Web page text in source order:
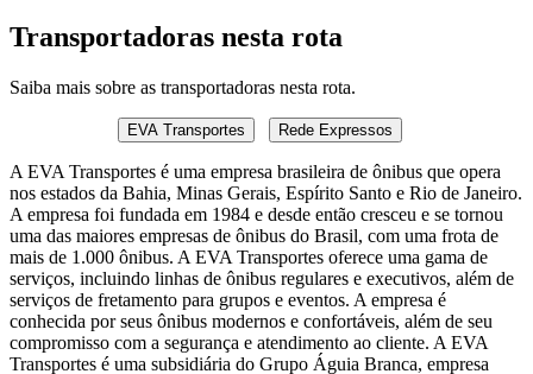
Transportadoras nesta rota
Saiba mais sobre as transportadoras nesta rota.
EVA Transportes Rede Expressos
A EVA Transportes é uma empresa brasileira de ônibus que opera
nos estados da Bahia, Minas Gerais, Espírito Santo e Rio de Janeiro.
A empresa foi fundada em 1984 e desde então cresceu e se tornou
uma das maiores empresas de ônibus do Brasil, com uma frota de
mais de 1.000 ônibus. A EVA Transportes oferece uma gama de
serviços, incluindo linhas de ônibus regulares e executivos, além de
serviços de fretamento para grupos e eventos. A empresa é
conhecida por seus ônibus modernos e confortáveis, além de seu
compromisso com a segurança e atendimento ao cliente. A EVA
Transportes é uma subsidiária do Grupo Águia Branca, empresa